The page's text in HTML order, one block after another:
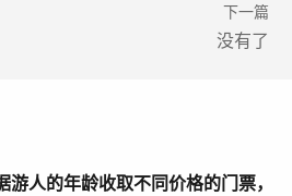
下一篇
没有了
人的年龄收取不同价格的门票，